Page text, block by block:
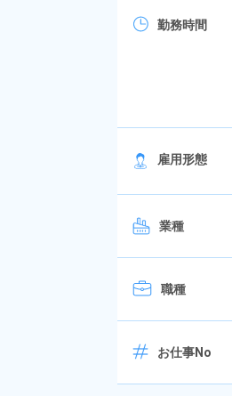
勤務時間
雇用形態
業種
職種
お仕事No